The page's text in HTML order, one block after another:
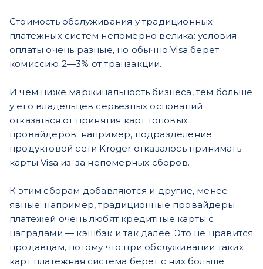
Стоимость обслуживания у традиционных
платежных систем непомерно велика: условия
оплаты очень разные, но обычно Visa берет
комиссию 2—3% от транзакции.
И чем ниже маржинальность бизнеса, тем больше
у его владельцев серьезных оснований
отказаться от принятия карт топовых
провайдеров: например, подразделение
продуктовой сети Kroger отказалось принимать
карты Visa из-за непомерных сборов.
К этим сборам добавляются и другие, менее
явные: например, традиционные провайдеры
платежей очень любят кредитные карты с
наградами — кэшбэк и так далее. Это не нравится
продавцам, потому что при обслуживании таких
карт платежная система берет с них больше